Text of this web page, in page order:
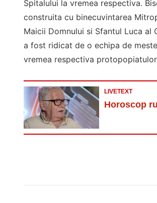
Spitalului la vremea respectiva.
construita cu binecuvintarea
Maicii Domnului si Sfantul Luca al
a fost ridicat de o echipa de
vremea respectiva
LIVETEXT
Horoscop